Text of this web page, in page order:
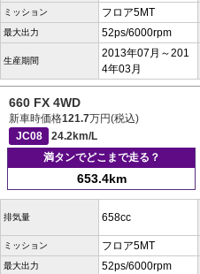
ミッション フロア5MT
最大出力 52ps/6000rpm
生産期間
2013年07月～201
4年03月
660 FX 4WD
新車時価格121.7万円(税込)
JC08
24.2km/L
満タンでどこまで走る？
653.4km
排気量 658cc
ミッション フロア5MT
最大出力 52ps/6000rpm